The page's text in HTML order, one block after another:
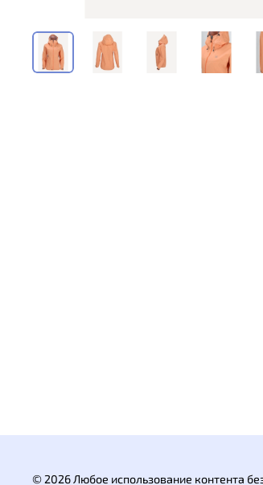
© 2026 Любое использование контента